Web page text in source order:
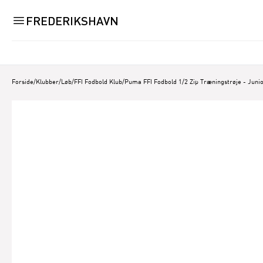
FREDERIKSHAVN
Forside/Klubber/Løb/FFI Fodbold Klub/Puma FFI Fodbold 1/2 Zip Træningstrøje -